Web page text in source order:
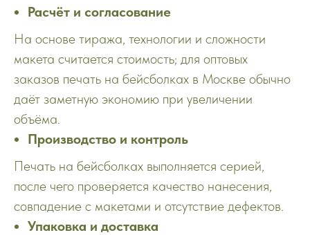
Расчёт и согласование
На основе тиража, технологии и сложности
макета считается стоимость; для оптовых
заказов печать на бейсболках в Москве обычно
даёт заметную экономию при увеличении
объёма.
Производство и контроль
Печать на бейсболках выполняется серией,
после чего проверяется качество нанесения,
совпадение с макетами и отсутствие дефектов.
Упаковка и доставка